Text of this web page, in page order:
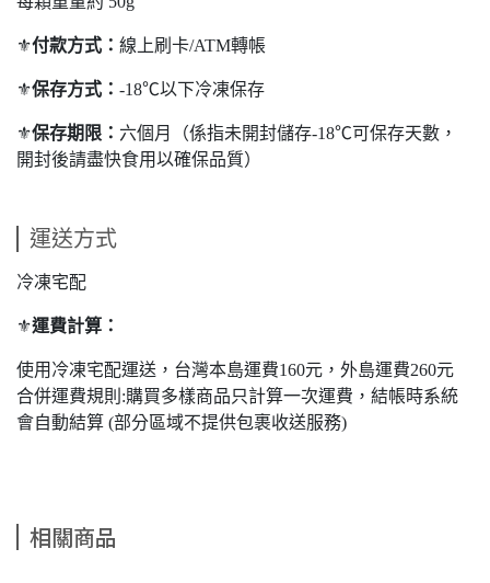
⚜️付款方式： 線上刷卡/ATM轉帳
⚜️保存方式： -18℃以下冷凍保存
⚜️保存期限： 六個月（係指未開封儲存-18℃可保存天數，
開封後請盡快食用以確保品質）
運送方式
冷凍宅配
⚜️運費計算：
使用冷凍宅配運送，台灣本島運費160元，外島運費260元
合併運費規則:購買多樣商品只計算一次運費，結帳時系統
會自動結算 (部分區域不提供包裹收送服務)
相關商品